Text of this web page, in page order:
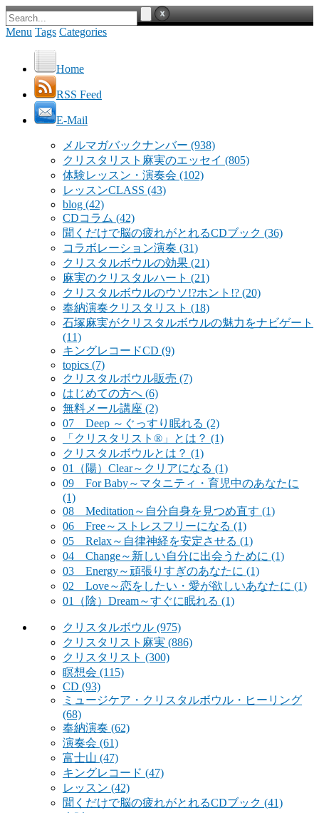
Menu Tags Categories
Home
RSS Feed
E-Mail
メルマガバックナンバー (938)
クリスタリスト麻実のエッセイ (805)
体験レッスン・演奏会 (102)
レッスンCLASS (43)
blog (42)
CDコラム (42)
聞くだけで脳の疲れがとれるCDブック (36)
コラボレーション演奏 (31)
クリスタルボウルの効果 (21)
麻実のクリスタルハート (21)
クリスタルボウルのウソ!?ホント!? (20)
奉納演奏クリスタリスト (18)
石塚麻実がクリスタルボウルの魅力をナビゲート
(11)
キングレコードCD (9)
topics (7)
クリスタルボウル販売 (7)
はじめての方へ (6)
無料メール講座 (2)
07 Deep ～ぐっすり眠れる (2)
「クリスタリスト®」とは？ (1)
クリスタルボウルとは？ (1)
01（陽）Clear～クリアになる (1)
09 For Baby～マタニティ・育児中のあなたに
(1)
08 Meditation～自分自身を見つめ直す (1)
06 Free～ストレスフリーになる (1)
05 Relax～自律神経を安定させる (1)
04 Change～新しい自分に出会うために (1)
03 Energy～頑張りすぎのあなたに (1)
02 Love～恋をしたい・愛が欲しいあなたに (1)
01（陰）Dream～すぐに眠れる (1)
クリスタルボウル (975)
クリスタリスト麻実 (886)
クリスタリスト (300)
瞑想会 (115)
CD (93)
ミュージケア・クリスタルボウル・ヒーリング
(68)
奉納演奏 (62)
演奏会 (61)
富士山 (47)
キングレコード (47)
レッスン (42)
聞くだけで脳の疲れがとれるCDブック (41)